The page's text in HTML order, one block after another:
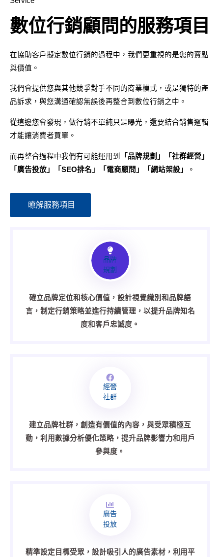
數位行銷顧問的服務項目
在協助客戶擬定數位行銷的過程中，我們更重視的是您的賣點
與價值。
我們會提供您與其他競爭對手不同的商業模式，或是獨特的產
品訴求，與您溝通確認無誤後再整合到數位行銷之中。
從這邊您會發現，做行銷不單純只是曝光，還要結合銷售邏輯
才能讓消費者買單。
而再整合過程中我們有可能運用到
「品牌規劃」「社群經營」
「廣告投放」「SEO排名」「電商顧問」「網站架設」
。
暸解服務項目
品牌
規劃
確立品牌定位和核心價值，設計視覺識別和品牌語
言，制定行銷策略並進行持續管理，以提升品牌知名
度和客戶忠誠度。
經營
社群
建立品牌社群，創造有價值的內容，與受眾積極互
動，利用數據分析優化策略，提升品牌影響力和用戶
參與度。
廣告
投放
精準設定目標受眾，設計吸引人的廣告素材，利用平